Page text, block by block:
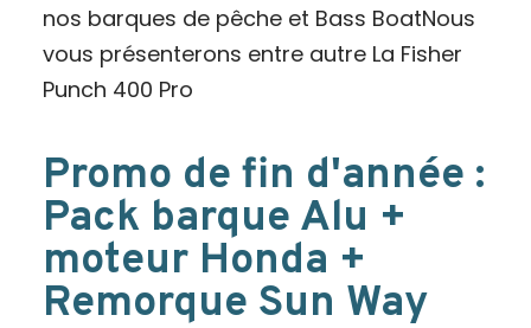
nos barques de pêche et Bass BoatNous
vous présenterons entre autre La Fisher
Punch 400 Pro
Promo de fin d'année :
Pack barque Alu +
moteur Honda +
Remorque Sun Way